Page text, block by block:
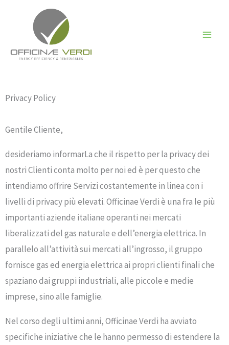
contenuto
Privacy Policy
Gentile Cliente,
desideriamo informarLa che il rispetto per la privacy dei
nostri Clienti conta molto per noi ed è per questo che
intendiamo offrire Servizi costantemente in linea con i
livelli di privacy più elevati. Officinae Verdi è una fra le più
importanti aziende italiane operanti nei mercati
liberalizzati del gas naturale e dell’energia elettrica. In
parallelo all’attività sui mercati all’ingrosso, il gruppo
fornisce gas ed energia elettrica ai propri clienti finali che
spaziano dai gruppi industriali, alle piccole e medie
imprese, sino alle famiglie.
Nel corso degli ultimi anni, Officinae Verdi ha avviato
specifiche iniziative che le hanno permesso di estendere la